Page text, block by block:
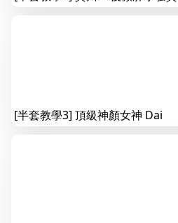
[半套教學3] 頂級神顏女神 Dai